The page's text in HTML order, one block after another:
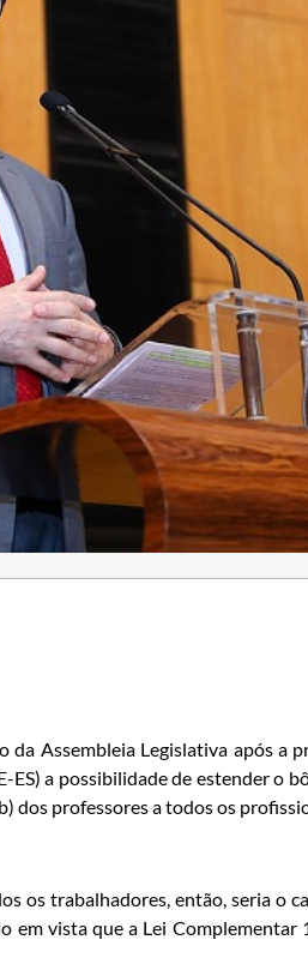
Assembleia Legislativa após a
a possibilidade de estender o
dos professores a todos os
os trabalhadores, então, seria o
em vista que a Lei Complementar